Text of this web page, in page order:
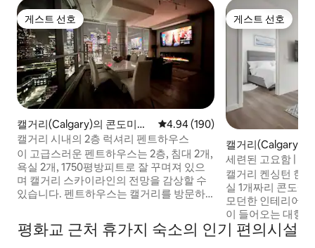
게스트 선호
게스트 선호
캘거리(Calgary)의 콘도미니
엄
평점 4.94점(5점 만점), 후기 190
4.94 (190)
캘거리 시내의 2층 럭셔리 펜트하우스
이 고급스러운 펜트하우스는 2층, 침대 2개,
욕실 2개, 1750평방피트로 잘 꾸며져 있으
며 캘거리 스카이라인의 전망을 감상할 수
있습니다. 펜트하우스는 캘거리를 방문하
갖춘 매우 고급스러운 숙박을 특별한 사람
에게 선사하기에 적합합니다. 특징: 스카이
게스트 선호
게스트 선호
캘거리(Calgary)의
엄
세련된 고요함 | 켄
컨
캘거리 켄싱턴 한
실 1개짜리 콘도에
모던한 인테리어
이 들어오는 대형
주차와 함께 멋진
는 루프톱 파티오
평화교 근처 휴가지 숙소의 인기 편의시설